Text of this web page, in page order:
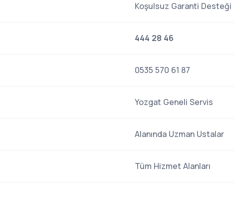
Koşulsuz Garanti Desteği
444 28 46
0535 570 61 87
Yozgat Geneli Servis
Alanında Uzman Ustalar
Tüm Hizmet Alanları